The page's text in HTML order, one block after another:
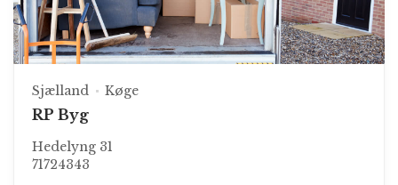
Sjælland Køge
RP Byg
Hedelyng 31
71724343